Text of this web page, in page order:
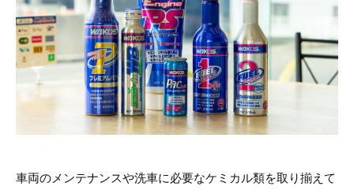
車両のメンテナンスや洗車に必要なケミカル類を取り揃えて